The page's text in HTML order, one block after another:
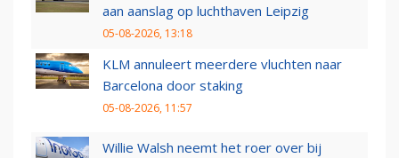
aan aanslag op luchthaven Leipzig
05-08-2026, 13:18
KLM annuleert meerdere vluchten naar
Barcelona door staking
05-08-2026, 11:57
Willie Walsh neemt het roer over bij